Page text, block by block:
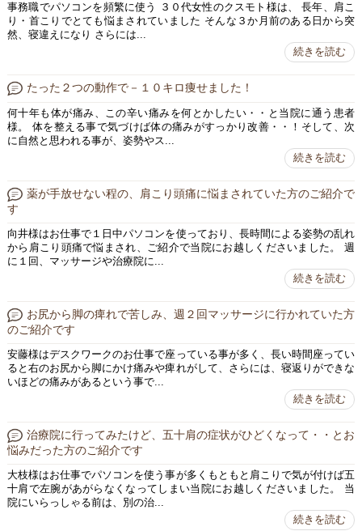
事務職でパソコンを頻繁に使う ３０代女性のクスモト様は、 長年、肩こ
り・首こりでとても悩まされていました そんな３か月前のある日から突
然、寝違えになり さらには...
続きを読む
たった２つの動作で－１０キロ痩せました！
何十年も体が痛み、この辛い痛みを何とかしたい・・と当院に通う患者
様。 体を整える事で気づけば体の痛みがすっかり改善・・！そして、次
に自然と思われる事が、姿勢やス...
続きを読む
薬が手放せない程の、肩こり頭痛に悩まされていた方のご紹介で
す
向井様はお仕事で１日中パソコンを使っており、長時間による姿勢の乱れ
から肩こり頭痛で悩まされ、ご紹介で当院にお越しくださいました。 週
に１回、マッサージや治療院に...
続きを読む
お尻から脚の痺れで苦しみ、週２回マッサージに行かれていた方
のご紹介です
安藤様はデスクワークのお仕事で座っている事が多く、長い時間座ってい
ると右のお尻から脚にかけ痛みや痺れがして、さらには、寝返りができな
いほどの痛みがあるという事で...
続きを読む
治療院に行ってみたけど、五十肩の症状がひどくなって・・とお
悩みだった方のご紹介です
大枝様はお仕事でパソコンを使う事が多くもともと肩こりで気が付けば五
十肩で左腕があがらなくなってしまい当院にお越しくださいました。 当
院にいらっしゃる前は、別の治...
続きを読む